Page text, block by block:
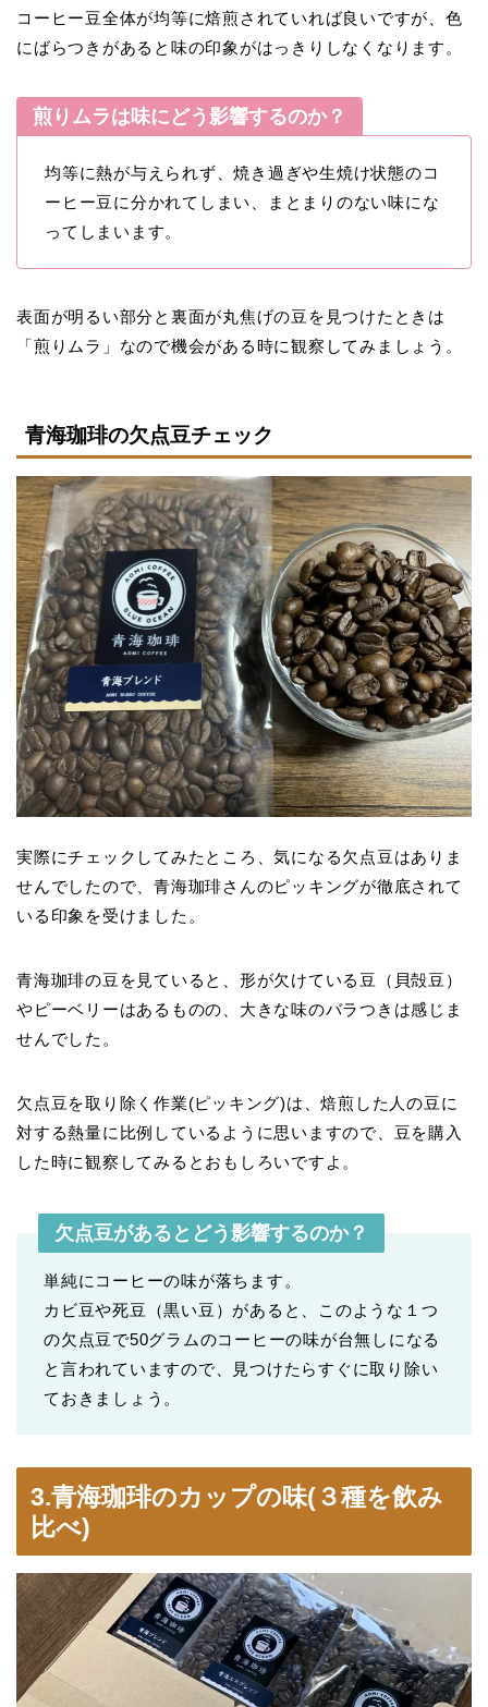
コーヒー豆全体が均等に焙煎されていれば良いですが、色
にばらつきがあると味の印象がはっきりしなくなります。
煎りムラは味にどう影響するのか？
均等に熱が与えられず、焼き過ぎや生焼け状態のコ
ーヒー豆に分かれてしまい、まとまりのない味にな
ってしまいます。
表面が明るい部分と裏面が丸焦げの豆を見つけたときは
「煎りムラ」なので機会がある時に観察してみましょう。
青海珈琲の欠点豆チェック
実際にチェックしてみたところ、気になる欠点豆はありま
せんでしたので、青海珈琲さんのピッキングが徹底されて
いる印象を受けました。
青海珈琲の豆を見ていると、形が欠けている豆（貝殻豆）
やピーベリーはあるものの、大きな味のバラつきは感じま
せんでした。
欠点豆を取り除く作業(ピッキング)は、焙煎した人の豆に
対する熱量に比例しているように思いますので、豆を購入
した時に観察してみるとおもしろいですよ。
欠点豆があるとどう影響するのか？
単純にコーヒーの味が落ちます。
カビ豆や死豆（黒い豆）があると、このような１つ
の欠点豆で50グラムのコーヒーの味が台無しになる
と言われていますので、見つけたらすぐに取り除い
ておきましょう。
3.青海珈琲のカップの味(３種を飲み
比べ)